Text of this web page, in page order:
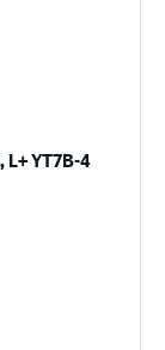
YT7B-4